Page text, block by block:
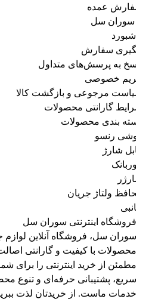
عمده
سوران سل
سفارش
به پرسش‌های متداول
خصوصی
مرجوعی و بازگشت کالا
گارانتی محصولات
بندی محصولات
رنسو
شارژ
ولتاژ جریان
اینترنتی سوران سل
سل، فروشگاه آنلاین لوازم جانبی
با کیفیت و گارانتی اصالت،
از خرید اینترنتی را برای شما
پشتیبانی حرفه‌ای و تنوع
ماست. از خریدتان لذت ببرید!